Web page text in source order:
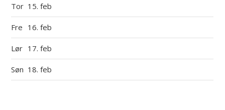
Tor 15. feb
Fre 16. feb
Lør 17. feb
Søn 18. feb